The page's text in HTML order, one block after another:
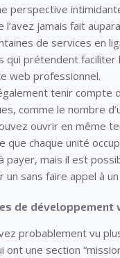
perspective
l’avez jamais fait
de services en
qui prétendent faciliter
web professionnel.
tenir compte
comme le nombre
ouvrir en même
que chaque unité
payer, mais il est
un sans faire appel à
de développement
probablement vu
ont une section